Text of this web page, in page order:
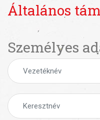
Általános
Személyes